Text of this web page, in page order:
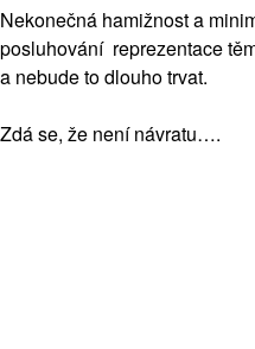
Nekonečná hamižnost a
posluhování reprezentace
a nebude to dlouho trvat.
Zdá se, že není návratu….